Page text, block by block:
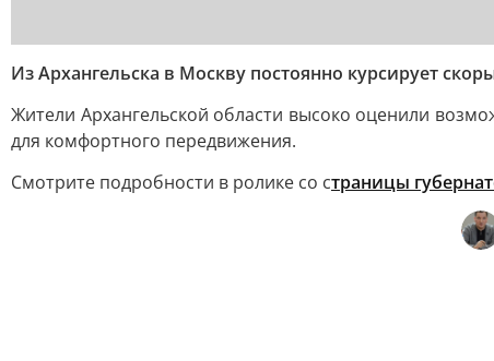
Из Архангельска в Москву постоянно курсирует
Жители Архангельской области высоко оценили
для комфортного передвижения.
Смотрите подробности в ролике со страницы